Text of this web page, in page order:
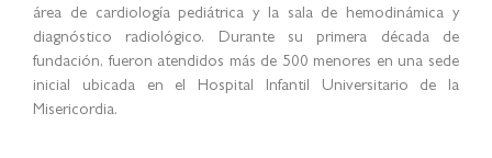
área de cardiología pediátrica y la sala de hemodinámica y
diagnóstico radiológico. Durante su primera década de
fundación, fueron atendidos más de 500 menores en una sede
inicial ubicada en el Hospital Infantil Universitario de la
Misericordia.